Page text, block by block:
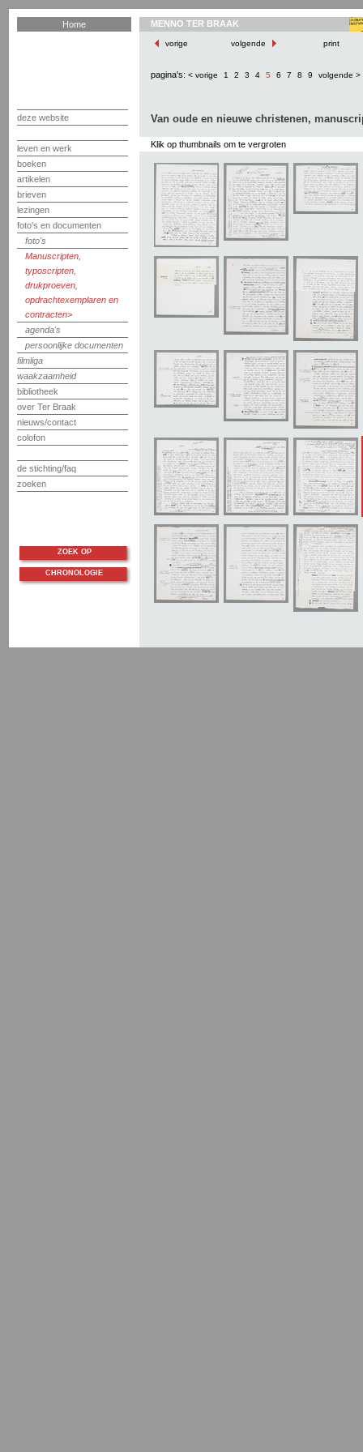
Home
deze website
leven en werk
boeken
artikelen
brieven
lezingen
foto's en documenten
foto's
Manuscripten,
typoscripten,
drukproeven,
opdrachtexemplaren en
contracten
agenda's
persoonlijke documenten
filmliga
waakzaamheid
bibliotheek
over Ter Braak
nieuws/contact
colofon
de stichting/faq
zoeken
MENNO TER BRAAK
vorige volgende print
pagina's: < vorige 1 2 3 4 5 6 7 8 9 volgende >
Van oude en nieuwe christenen,
Klik op thumbnails om te vergroten
ZOEK OP
CHRONOLOGIE